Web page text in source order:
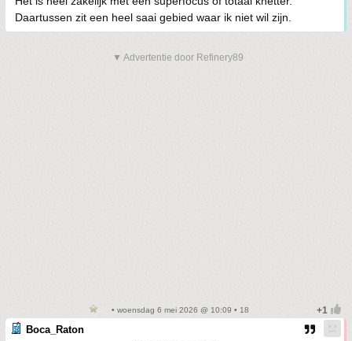
Daartussen zit een heel saai gebied waar ik niet wil zijn.
▼ Advertentie door Refinery89
• woensdag 6 mei 2026 @ 10:09 • 18
Boca_Raton